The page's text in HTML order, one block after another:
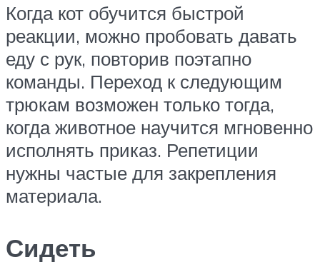
Когда кот обучится быстрой
реакции, можно пробовать давать
еду с рук, повторив поэтапно
команды. Переход к следующим
трюкам возможен только тогда,
когда животное научится мгновенно
исполнять приказ. Репетиции
нужны частые для закрепления
материала.
Сидеть